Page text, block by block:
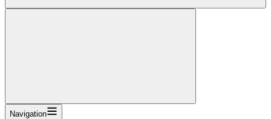
Navigation